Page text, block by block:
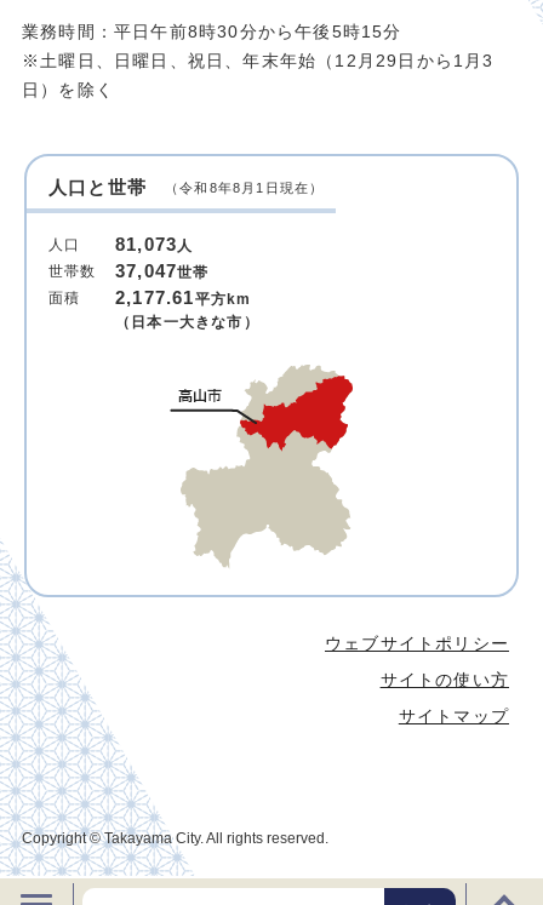
業務時間：平日午前8時30分から午後5時15分
※土曜日、日曜日、祝日、年末年始（12月29日から1月3
日）を除く
人口と世帯 （令和8年8月1日現在）
人口 81,073人
世帯数
37,047世帯
面積
2,177.61平方km
（日本一大きな市）
ウェブサイトポリシー
サイトの使い方
サイトマップ
Copyright © Takayama City. All rights reserved.